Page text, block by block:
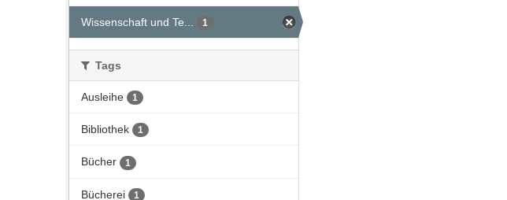
Wissenschaft und Te... 1
Tags
Ausleihe 1
Bibliothek 1
Bücher 1
Bücherei 1